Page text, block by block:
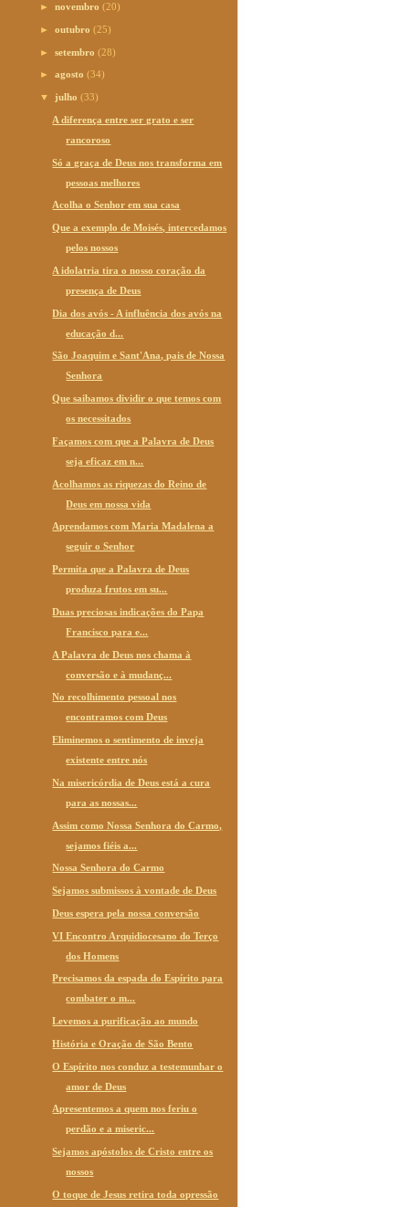
►novembro(20)
►outubro(25)
►setembro(28)
►agosto(34)
▼ julho(33)
A diferença entre ser grato e ser
rancoroso
Só a graça de Deus nos transforma em
pessoas melhores
Acolha o Senhor em sua casa
Que a exemplo de Moisés, intercedamos
pelos nossos
A idolatria tira o nosso coração da
presença de Deus
Dia dos avós - A influência dos avós na
educação d...
São Joaquim e Sant'Ana, pais de Nossa
Senhora
Que saibamos dividir o que temos com
os necessitados
Façamos com que a Palavra de Deus
seja eficaz em n...
Acolhamos as riquezas do Reino de
Deus em nossa vida
Aprendamos com Maria Madalena a
seguir o Senhor
Permita que a Palavra de Deus
produza frutos em su...
Duas preciosas indicações do Papa
Francisco para e...
A Palavra de Deus nos chama à
conversão e à mudanç...
No recolhimento pessoal nos
encontramos com Deus
Eliminemos o sentimento de inveja
existente entre nós
Na misericórdia de Deus está a cura
para as nossas...
Assim como Nossa Senhora do Carmo,
sejamos fiéis a...
Nossa Senhora do Carmo
Sejamos submissos à vontade de Deus
Deus espera pela nossa conversão
VI Encontro Arquidiocesano do Terço
dos Homens
Precisamos da espada do Espírito para
combater o m...
Levemos a purificação ao mundo
História e Oração de São Bento
O Espírito nos conduz a testemunhar o
amor de Deus
Apresentemos a quem nos feriu o
perdão e a miseric...
Sejamos apóstolos de Cristo entre os
nossos
O toque de Jesus retira toda opressão